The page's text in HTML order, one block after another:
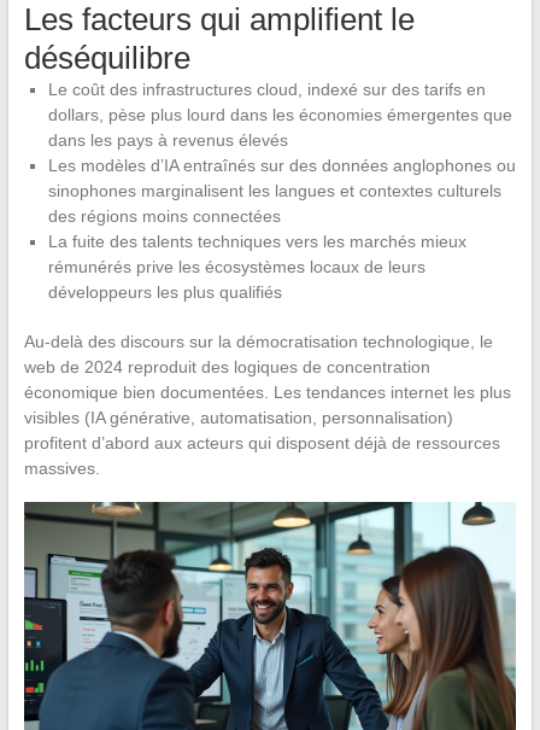
Les facteurs qui amplifient le
déséquilibre
Le coût des infrastructures cloud, indexé sur des tarifs en
dollars, pèse plus lourd dans les économies émergentes que
dans les pays à revenus élevés
Les modèles d’IA entraînés sur des données anglophones ou
sinophones marginalisent les langues et contextes culturels
des régions moins connectées
La fuite des talents techniques vers les marchés mieux
rémunérés prive les écosystèmes locaux de leurs
développeurs les plus qualifiés
Au-delà des discours sur la démocratisation technologique, le
web de 2024 reproduit des logiques de concentration
économique bien documentées. Les tendances internet les plus
visibles (IA générative, automatisation, personnalisation)
profitent d’abord aux acteurs qui disposent déjà de ressources
massives.